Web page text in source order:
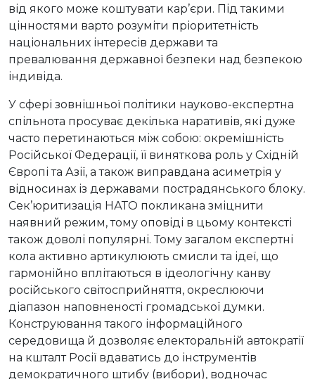
від якого може коштувати кар’єри. Під такими
цінностями варто розуміти пріоритетність
національних інтересів держави та
превалювання державної безпеки над безпекою
індивіда.
У сфері зовнішньої політики науково-експертна
спільнота просуває декілька наративів, які дуже
часто перетинаються між собою: окремішність
Російської Федерації, її виняткова роль у Східній
Європі та Азії, а також виправдана асиметрія у
відносинах із державами пострадянського блоку.
Сек’юритизація НАТО покликана зміцнити
наявний режим, тому оповіді в цьому контексті
також доволі популярні. Тому загалом експертні
кола активно артикулюють смисли та ідеї, що
гармонійно вплітаються в ідеологічну канву
російського світосприйняття, окреслюючи
діапазон наповненості громадської думки.
Конструювання такого інформаційного
середовища й дозволяє електоральній автократії
на кшталт Росії вдаватись до інструментів
демократичного штибу (вибори), водночас